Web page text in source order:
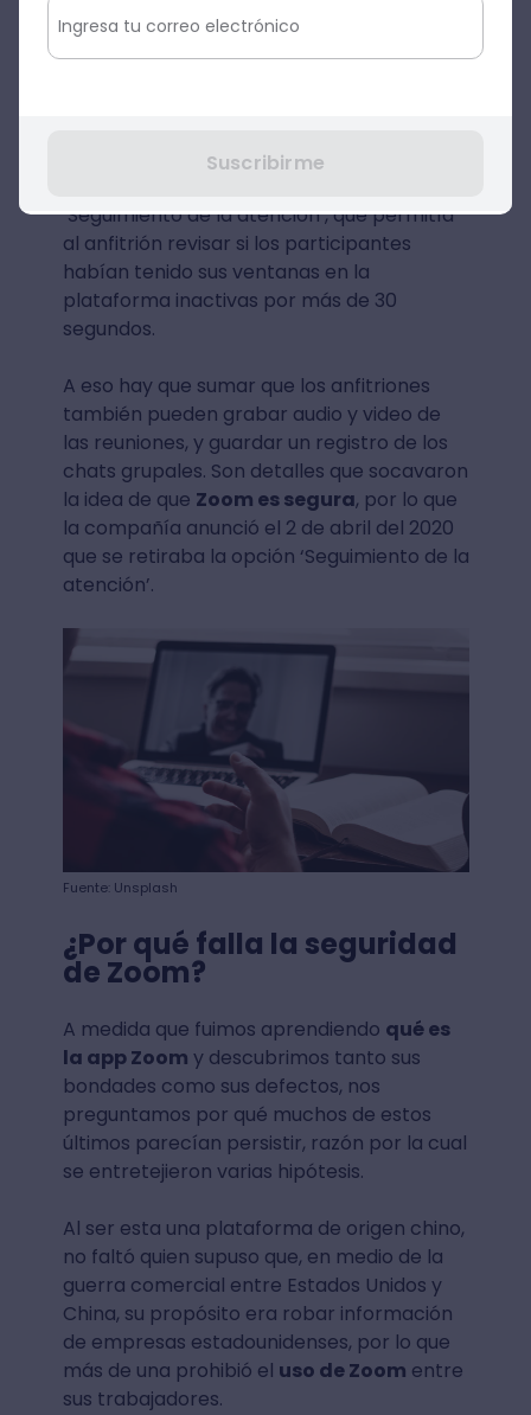
dijéramos que quizás, mientras atendías
una reunión, tu interlocutor estuvo
inicios del 2020, probablemente notaste
‘Seguimiento de la atención’, que permitía
al anfitrión revisar si los participantes
habían tenido sus ventanas en la
plataforma inactivas por más de 30
segundos.
A eso hay que sumar que los anfitriones
también pueden grabar audio y video de
las reuniones, y guardar un registro de los
chats grupales. Son detalles que socavaron
la idea de que Zoom es segura, por lo que
la compañía anunció el 2 de abril del 2020
que se retiraba la opción ‘Seguimiento de la
atención’.
Fuente: Unsplash
¿Por qué falla la seguridad
de Zoom?
A medida que fuimos aprendiendo qué es
la app Zoom y descubrimos tanto sus
bondades como sus defectos, nos
preguntamos por qué muchos de estos
últimos parecían persistir, razón por la cual
se entretejieron varias hipótesis.
Al ser esta una plataforma de origen chino,
no faltó quien supuso que, en medio de la
guerra comercial entre Estados Unidos y
China, su propósito era robar información
de empresas estadounidenses, por lo que
más de una prohibió el uso de Zoom entre
sus trabajadores.
Suscribirme